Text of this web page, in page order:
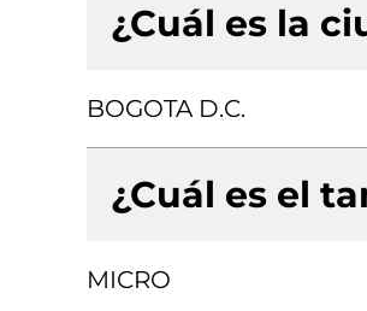
¿Cuál es la
BOGOTA D.C.
¿Cuál es el
MICRO